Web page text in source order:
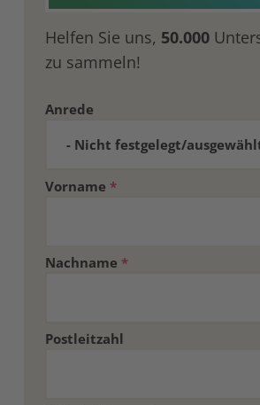
Helfen Sie uns, 50.000
zu sammeln!
Anrede
Vorname *
Nachname *
Postleitzahl